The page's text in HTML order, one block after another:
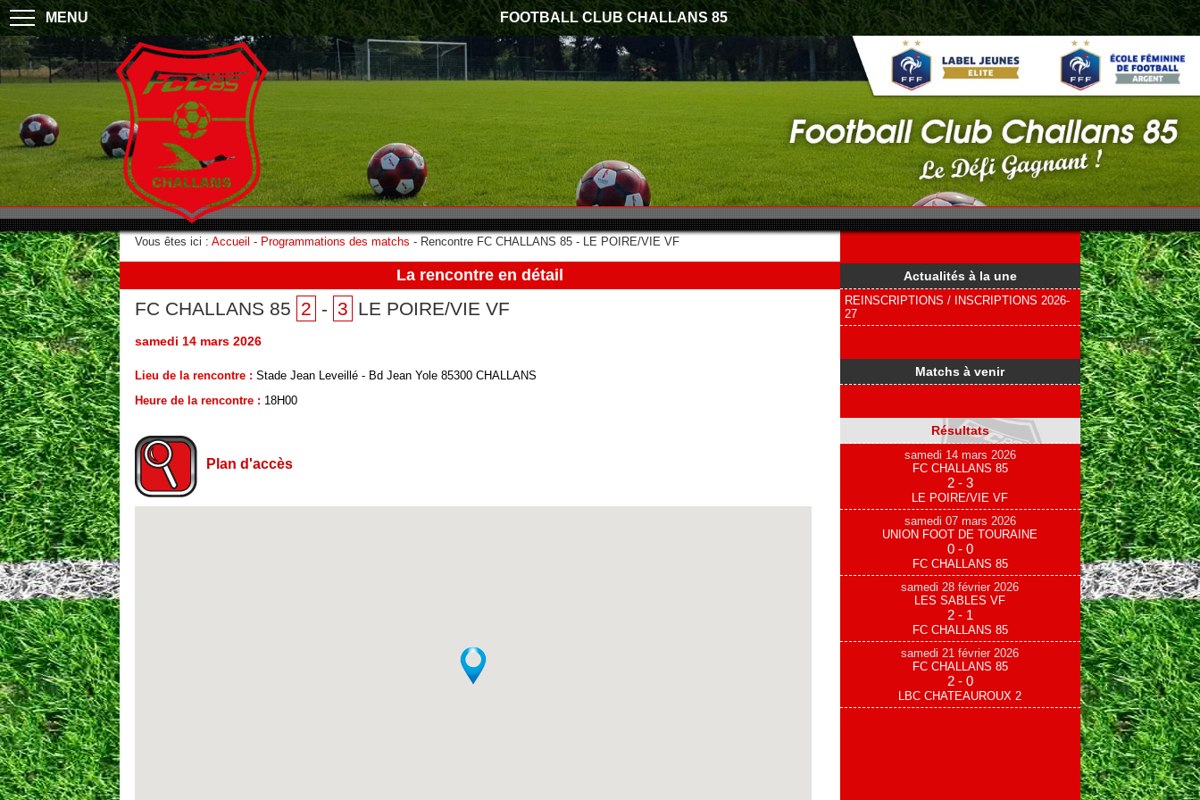
MENU FOOTBALL CLUB CHALLANS 85
Vous êtes ici : Accueil - Programmations des matchs - Rencontre FC CHALLANS 85 - LE POIRE/VIE VF
La rencontre en détail
FC CHALLANS 85 2 - 3 LE POIRE/VIE VF
samedi 14 mars 2026
Lieu de la rencontre : Stade Jean Leveillé - Bd Jean Yole 85300 CHALLANS
Heure de la rencontre : 18H00
Plan d'accès
Actualités à la une
REINSCRIPTIONS / INSCRIPTIONS 2026-
27
Matchs à venir
Résultats
samedi 14 mars 2026
FC CHALLANS 85
2 - 3
LE POIRE/VIE VF
samedi 07 mars 2026
UNION FOOT DE TOURAINE
0 - 0
FC CHALLANS 85
samedi 28 février 2026
LES SABLES VF
2 - 1
FC CHALLANS 85
samedi 21 février 2026
FC CHALLANS 85
2 - 0
LBC CHATEAUROUX 2